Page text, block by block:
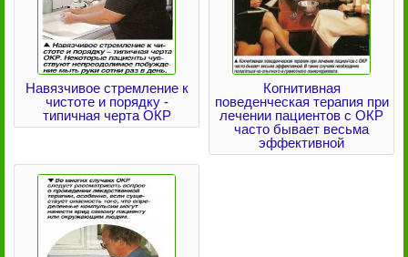
Навязчивое стремление к
чистоте и порядку -
типичная черта ОКР
Когнитивная
поведенческая терапия при
лечении пациентов с ОКР
часто бывает весьма
эффективной